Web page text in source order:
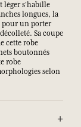
léger s'habille
longues, la
pour un porter
Sa coupe
cette robe
boutonnés
robe
selon